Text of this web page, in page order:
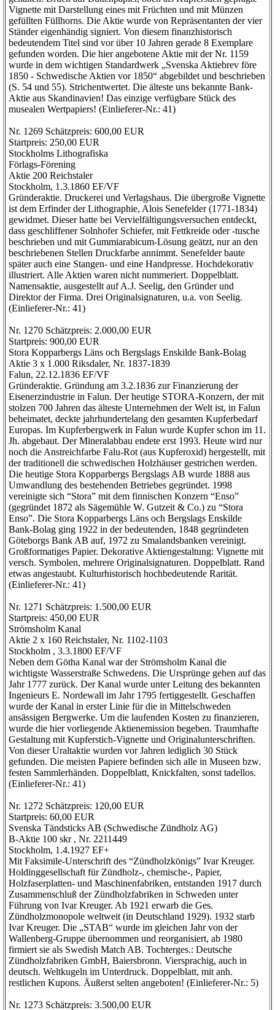
Vignette mit Darstellung eines mit Früchten und mit Münzen
gefüllten Füllhorns. Die Aktie wurde von Repräsentanten der vier
Ständer eigenhändig signiert. Von diesem finanzhistorisch
bedeutendem Titel sind vor über 10 Jahren gerade 8 Exemplare
gefunden worden. Die hier angebotene Aktie mit der Nr. 1159
wurde in dem wichtigen Standardwerk „Svenska Aktiebrev före
1850 - Schwedische Aktien vor 1850“ abgebildet und beschrieben
(S. 54 und 55). Strichentwertet. Die älteste uns bekannte Bank-
Aktie aus Skandinavien! Das einzige verfügbare Stück des
musealen Wertpapiers! (Einlieferer-Nr.: 41)
Nr. 1269 Schätzpreis: 600,00 EUR
Startpreis: 250,00 EUR
Stockholms Lithografiska
Förlags-Förening
Aktie 200 Reichstaler
Stockholm, 1.3.1860 EF/VF
Gründeraktie. Druckerei und Verlagshaus. Die übergroße Vignette
ist dem Erfinder der Lithographie, Alois Senefelder (1771-1834)
gewidmet. Dieser hatte bei Vervielfältigungsversuchen entdeckt,
dass geschliffener Solnhofer Schiefer, mit Fettkreide oder -tusche
beschrieben und mit Gummiarabicum-Lösung geätzt, nur an den
beschriebenen Stellen Druckfarbe annimmt. Senefelder baute
später auch eine Stangen- und eine Handpresse. Hochdekorativ
illustriert. Alle Aktien waren nicht nummeriert. Doppelblatt.
Namensaktie, ausgestellt auf A.J. Seelig, den Gründer und
Direktor der Firma. Drei Originalsignaturen, u.a. von Seelig.
(Einlieferer-Nr.: 41)
Nr. 1270 Schätzpreis: 2.000,00 EUR
Startpreis: 900,00 EUR
Stora Kopparbergs Läns och Bergslags Enskilde Bank-Bolag
Aktie 3 x 1.000 Riksdaler, Nr. 1837-1839
Falun, 22.12.1836 EF/VF
Gründeraktie. Gründung am 3.2.1836 zur Finanzierung der
Eisenerzindustrie in Falun. Der heutige STORA-Konzern, der mit
stolzen 700 Jahren das älteste Unternehmen der Welt ist, in Falun
beheimatet, deckte jahrhundertelang den gesamten Kupferbedarf
Europas. Im Kupferbergwerk in Falun wurde Kupfer schon im 11.
Jh. abgebaut. Der Mineralabbau endete erst 1993. Heute wird nur
noch die Anstreichfarbe Falu-Rot (aus Kupferoxid) hergestellt, mit
der traditionell die schwedischen Holzhäuser gestrichen werden.
Die heutige Stora Kopparbergs Bergslags AB wurde 1888 aus
Umwandlung des bestehenden Betriebes gegründet. 1998
vereinigte sich “Stora” mit dem finnischen Konzern “Enso”
(gegründet 1872 als Sägemühle W. Gutzeit & Co.) zu “Stora
Enso”. Die Stora Kopparbergs Läns och Bergslags Enskilde
Bank-Bolag ging 1922 in der bedeutenden, 1848 gegründeten
Göteborgs Bank AB auf, 1972 zu Smalandsbanken vereinigt.
Großformatiges Papier. Dekorative Aktiengestaltung: Vignette mit
versch. Symbolen, mehrere Originalsignaturen. Doppelblatt. Rand
etwas angestaubt. Kulturhistorisch hochbedeutende Rarität.
(Einlieferer-Nr.: 41)
Nr. 1271 Schätzpreis: 1.500,00 EUR
Startpreis: 450,00 EUR
Strömsholm Kanal
Aktie 2 x 160 Reichstaler, Nr. 1102-1103
Stockholm , 3.3.1800 EF/VF
Neben dem Götha Kanal war der Strömsholm Kanal die
wichtigste Wasserstraße Schwedens. Die Ursprünge gehen auf das
Jahr 1777 zurück. Der Kanal wurde unter Leitung des bekannten
Ingenieurs E. Nordewall im Jahr 1795 fertiggestellt. Geschaffen
wurde der Kanal in erster Linie für die in Mittelschweden
ansässigen Bergwerke. Um die laufenden Kosten zu finanzieren,
wurde die hier vorliegende Aktienemission begeben. Traumhafte
Gestaltung mit Kupferstich-Vignette und Originalunterschriften.
Von dieser Uraltaktie wurden vor Jahren lediglich 30 Stück
gefunden. Die meisten Papiere befinden sich alle in Museen bzw.
festen Sammlerhänden. Doppelblatt, Knickfalten, sonst tadellos.
(Einlieferer-Nr.: 41)
Nr. 1272 Schätzpreis: 120,00 EUR
Startpreis: 60,00 EUR
Svenska Tändsticks AB (Schwedische Zündholz AG)
B-Aktie 100 skr , Nr. 2211449
Stockholm, 1.4.1927 EF+
Mit Faksimile-Unterschrift des “Zündholzkönigs” Ivar Kreuger.
Holdinggesellschaft für Zündholz-, chemische-, Papier,
Holzfaserplatten- und Maschinenfabriken, entstanden 1917 durch
Zusammenschluß der Zündholzfabriken in Schweden unter
Führung von Ivar Kreuger. Ab 1921 erwarb die Ges.
Zündholzmonopole weltweit (in Deutschland 1929). 1932 starb
Ivar Kreuger. Die „STAB“ wurde im gleichen Jahr von der
Wallenberg-Gruppe übernommen und reorganisiert, ab 1980
firmiert sie als Swedish Match AB. Tochterges.: Deutsche
Zündholzfabriken GmbH, Baiersbronn. Viersprachig, auch in
deutsch. Weltkugeln im Unterdruck. Doppelblatt, mit anh.
restlichen Kupons. Äußerst selten angeboten! (Einlieferer-Nr.: 5)
Nr. 1273 Schätzpreis: 3.500,00 EUR